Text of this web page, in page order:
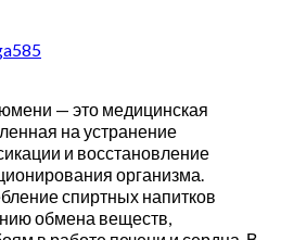
— это медицинская
на устранение
и восстановление
организма.
спиртных напитков
обмена веществ,